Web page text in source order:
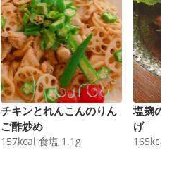
チキンとれんこんのりん
ご酢炒め
157kcal 食塩 1.1 g
塩麹の
げ
165kcal